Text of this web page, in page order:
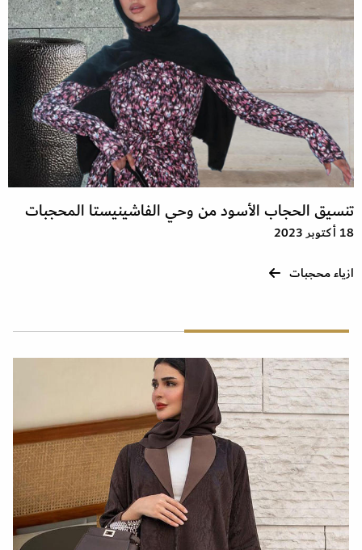
تنسيق الحجاب الأسود من وحي الفاشينيستا المحجبات
18 أكتوبر 2023
ازياء محجبات